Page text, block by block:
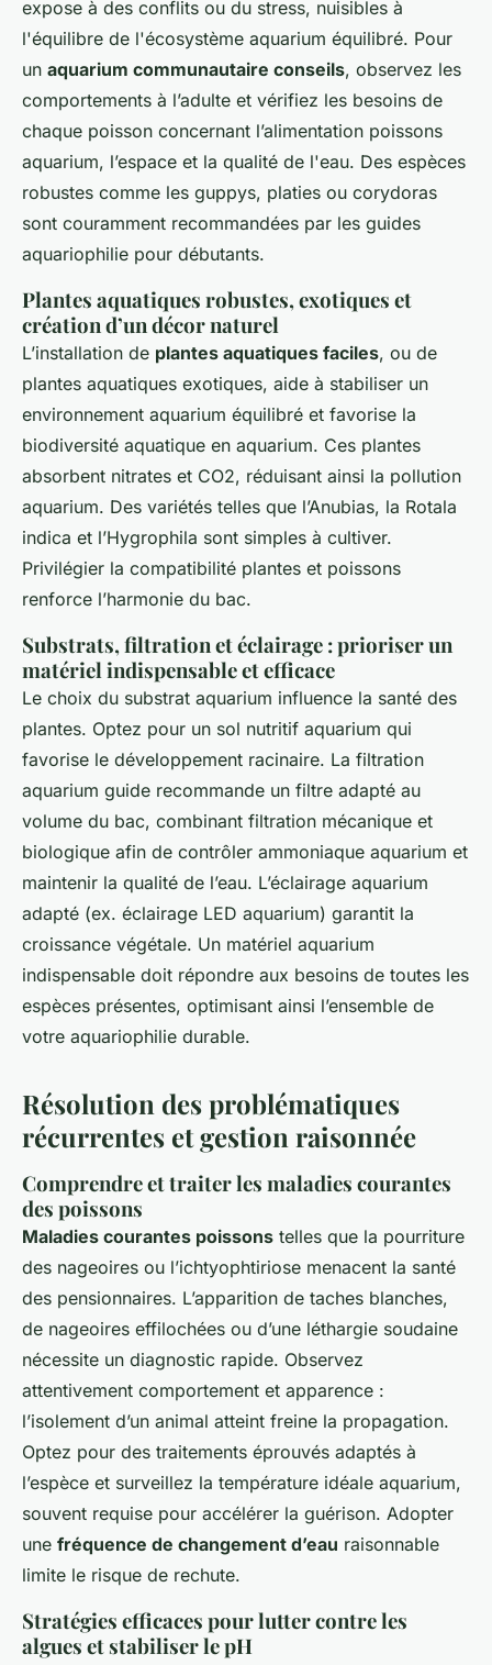
expose à des conflits ou du stress, nuisibles à
l'équilibre de l'écosystème aquarium équilibré. Pour
un aquarium communautaire conseils, observez les
comportements à l’adulte et vérifiez les besoins de
chaque poisson concernant l’alimentation poissons
aquarium, l’espace et la qualité de l'eau. Des espèces
robustes comme les guppys, platies ou corydoras
sont couramment recommandées par les guides
aquariophilie pour débutants.
Plantes aquatiques robustes, exotiques et
création d’un décor naturel
L’installation de plantes aquatiques faciles, ou de
plantes aquatiques exotiques, aide à stabiliser un
environnement aquarium équilibré et favorise la
biodiversité aquatique en aquarium. Ces plantes
absorbent nitrates et CO2, réduisant ainsi la pollution
aquarium. Des variétés telles que l’Anubias, la Rotala
indica et l’Hygrophila sont simples à cultiver.
Privilégier la compatibilité plantes et poissons
renforce l’harmonie du bac.
Substrats, filtration et éclairage : prioriser un
matériel indispensable et efficace
Le choix du substrat aquarium influence la santé des
plantes. Optez pour un sol nutritif aquarium qui
favorise le développement racinaire. La filtration
aquarium guide recommande un filtre adapté au
volume du bac, combinant filtration mécanique et
biologique afin de contrôler ammoniaque aquarium et
maintenir la qualité de l’eau. L’éclairage aquarium
adapté (ex. éclairage LED aquarium) garantit la
croissance végétale. Un matériel aquarium
indispensable doit répondre aux besoins de toutes les
espèces présentes, optimisant ainsi l’ensemble de
votre aquariophilie durable.
Résolution des problématiques
récurrentes et gestion raisonnée
Comprendre et traiter les maladies courantes
des poissons
Maladies courantes poissons telles que la pourriture
des nageoires ou l’ichtyophtiriose menacent la santé
des pensionnaires. L’apparition de taches blanches,
de nageoires effilochées ou d’une léthargie soudaine
nécessite un diagnostic rapide. Observez
attentivement comportement et apparence :
l’isolement d’un animal atteint freine la propagation.
Optez pour des traitements éprouvés adaptés à
l’espèce et surveillez la température idéale aquarium,
souvent requise pour accélérer la guérison. Adopter
une fréquence de changement d’eau raisonnable
limite le risque de rechute.
Stratégies efficaces pour lutter contre les
algues et stabiliser le pH